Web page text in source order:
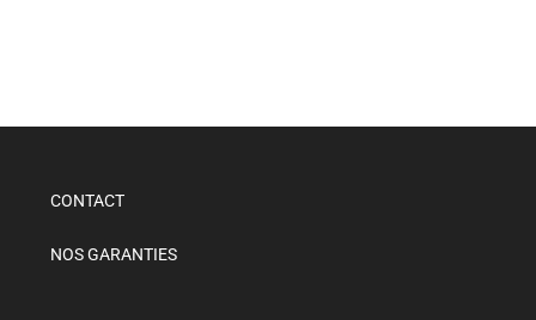
CONTACT
NOS GARANTIES